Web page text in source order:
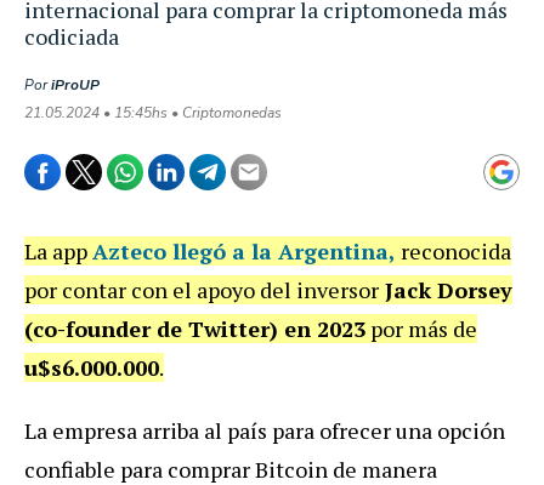
internacional para comprar la criptomoneda más
codiciada
PoriProUP
21.05.2024 • 15:45hs • Criptomonedas
La appAzteco llegó a la Argentina, reconocida
por contar con el apoyo del inversor Jack Dorsey
(co-founder de Twitter) en 2023 por más de
u$s6.000.000.
La empresa arriba al país para ofrecer una opción
confiable para comprar Bitcoin de manera